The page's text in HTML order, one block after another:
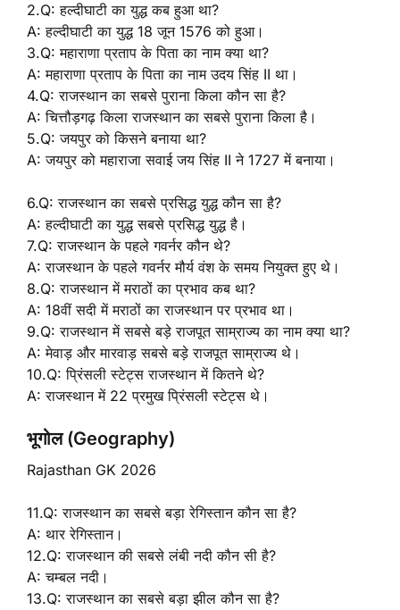
2.Q: हल्दीघाटी का युद्ध कब हुआ था?
A: हल्दीघाटी का युद्ध 18 जून 1576 को हुआ।
3.Q: महाराणा प्रताप के पिता का नाम क्या था?
A: महाराणा प्रताप के पिता का नाम उदय सिंह II था।
4.Q: राजस्थान का सबसे पुराना किला कौन सा है?
A: चित्तौड़गढ़ किला राजस्थान का सबसे पुराना किला है।
5.Q: जयपुर को किसने बनाया था?
A: जयपुर को महाराजा सवाई जय सिंह II ने 1727 में बनाया।
6.Q: राजस्थान का सबसे प्रसिद्ध युद्ध कौन सा है?
A: हल्दीघाटी का युद्ध सबसे प्रसिद्ध युद्ध है।
7.Q: राजस्थान के पहले गवर्नर कौन थे?
A: राजस्थान के पहले गवर्नर मौर्य वंश के समय नियुक्त हुए थे।
8.Q: राजस्थान में मराठों का प्रभाव कब था?
A: 18वीं सदी में मराठों का राजस्थान पर प्रभाव था।
9.Q: राजस्थान में सबसे बड़े राजपूत साम्राज्य का नाम क्या था?
A: मेवाड़ और मारवाड़ सबसे बड़े राजपूत साम्राज्य थे।
10.Q: प्रिंसली स्टेट्स राजस्थान में कितने थे?
A: राजस्थान में 22 प्रमुख प्रिंसली स्टेट्स थे।
भूगोल (Geography)
Rajasthan GK 2026
11.Q: राजस्थान का सबसे बड़ा रेगिस्तान कौन सा है?
A: थार रेगिस्तान।
12.Q: राजस्थान की सबसे लंबी नदी कौन सी है?
A: चम्बल नदी।
13.Q: राजस्थान का सबसे बड़ा झील कौन सा है?